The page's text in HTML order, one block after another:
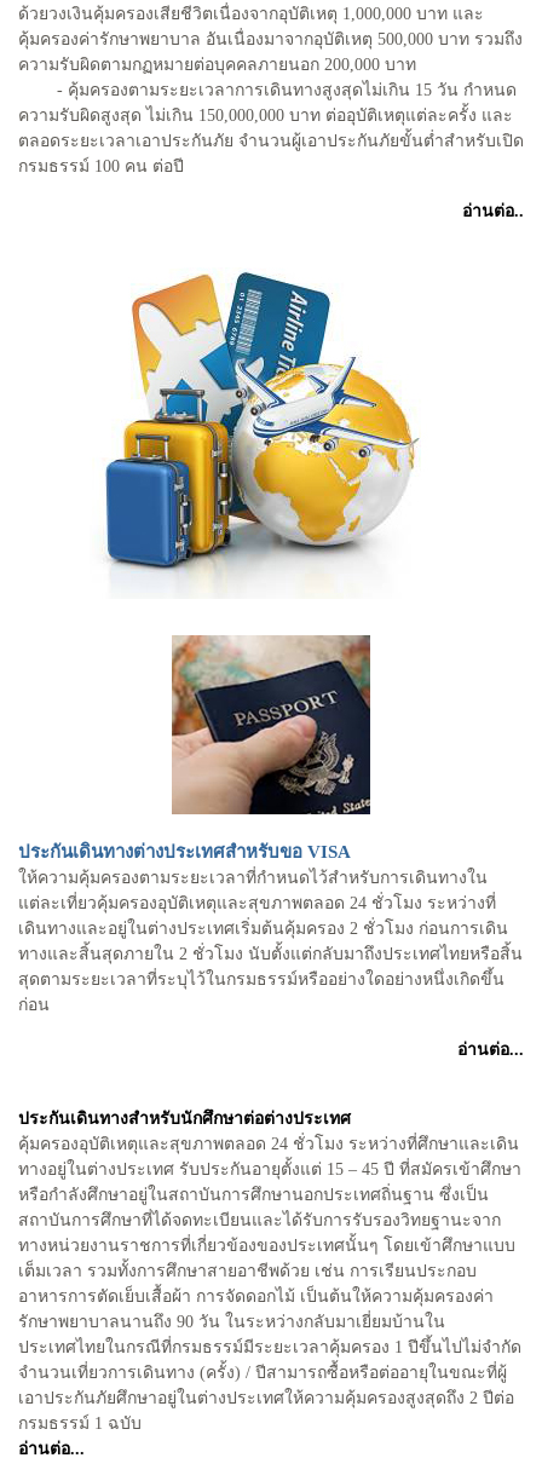
ด้วยวงเงินคุ้มครองเสียชีวิตเนื่องจากอุบัติเหตุ 1,000,000 บาท และ
คุ้มครองค่ารักษาพยาบาล อันเนื่องมาจากอุบัติเหตุ 500,000 บาท รวมถึง
ความรับผิดตามกฏหมายต่อบุคคลภายนอก 200,000 บาท
- คุ้มครองตามระยะเวลาการเดินทางสูงสุดไม่เกิน 15 วัน กำหนด
ความรับผิดสูงสุด ไม่เกิน 150,000,000 บาท ต่ออุบัติเหตุแต่ละครั้ง และ
ตลอดระยะเวลาเอาประกันภัย จำนวนผู้เอาประกันภัยขั้นต่ำสำหรับเปิด
กรมธรรม์ 100 คน ต่อปี
อ่านต่อ..
ประกันเดินทางต่างประเทศสำหรับขอ VISA
ให้ความคุ้มครองตามระยะเวลาที่กำหนดไว้สำหรับการเดินทางใน
แต่ละเที่ยวคุ้มครองอุบัติเหตุและสุขภาพตลอด 24 ชั่วโมง ระหว่างที่
เดินทางและอยู่ในต่างประเทศเริ่มต้นคุ้มครอง 2 ชั่วโมง ก่อนการเดิน
ทางและสิ้นสุดภายใน 2 ชั่วโมง นับตั้งแต่กลับมาถึงประเทศไทยหรือสิ้น
สุดตามระยะ เวลาที่ระบุไว้ในกรมธรรม์หรืออย่างใดอย่างหนึ่งเกิดขึ้น
ก่อน
อ่านต่อ...
ประกันเดินทางสำหรับนักศึกษาต่อต่างประเทศ
คุ้มครองอุบัติเหตุและสุขภาพตลอด 24 ชั่วโมง ระหว่างที่ศึกษาและเดิน
ทางอยู่ในต่างประเทศ รับประกันอายุตั้งแต่ 15 – 45 ปี ที่สมัครเข้าศึกษา
หรือกำลังศึกษาอยู่ในสถาบันการศึกษานอกประเทศถิ่นฐาน ซึ่งเป็น
สถาบันการศึกษาที่ได้จดทะเบียนและได้รับการรับรองวิทยฐานะจาก
ทางหน่วยงานราชการที่เกี่ยวข้องของประเทศนั้นๆ โดยเข้าศึกษาแบบ
เต็มเวลา รวมทั้งการศึกษาสายอาชีพด้วย เช่น การเรียนประกอบ
อาหารการตัดเย็บเสื้อผ้า การจัดดอกไม้ เป็นต้นให้ความคุ้มครองค่า
รักษาพยาบาลนานถึง 90 วัน ในระหว่างกลับมาเยี่ยมบ้านใน
ประเทศไทยในกรณีที่กรมธรรม์มีระยะเวลาคุ้มครอง 1 ปีขึ้นไปไม่จำกัด
จำนวนเที่ยวการเดินทาง (ครั้ง) / ปีสามารถซื้อหรือต่ออายุในขณะที่ผู้
เอาประกันภัยศึกษาอยู่ในต่างประเทศให้ความคุ้มครองสูงสุดถึง 2 ปีต่อ
กรมธรรม์ 1 ฉบับ
อ่านต่อ...